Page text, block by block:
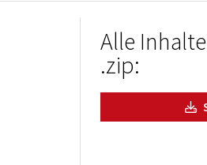
Alle
.zip: